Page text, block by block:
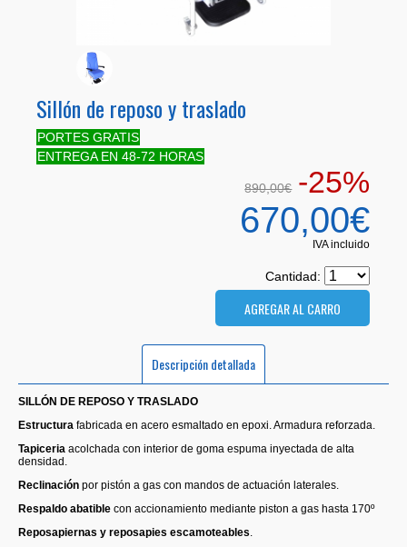
Sillón de reposo y traslado
PORTES GRATIS
ENTREGA EN 48-72 HORAS
890,00€ -25%
670,00€
IVA incluido
Cantidad:
Descripción detallada
SILLÓN DE REPOSO Y TRASLADO
Estructura fabricada en acero esmaltado en epoxi. Armadura reforzada.
Tapiceria acolchada con interior de goma espuma inyectada de alta
densidad.
Reclinación por pistón a gas con mandos de actuación laterales.
Respaldo abatible con accionamiento mediante piston a gas hasta 170º
Reposapiernas y reposapies escamoteables.